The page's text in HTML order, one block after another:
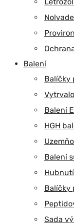
Balení
Balíčky
Balení
HGH
Balení
Balíčky
Sada